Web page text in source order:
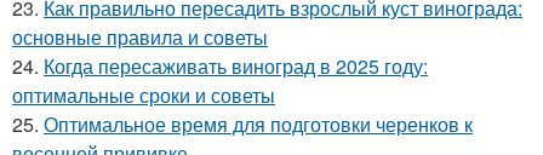
23. Как правильно пересадить взрослый куст винограда:
основные правила и советы
24. Когда пересаживать виноград в 2025 году:
оптимальные сроки и советы
25. Оптимальное время для подготовки черенков к